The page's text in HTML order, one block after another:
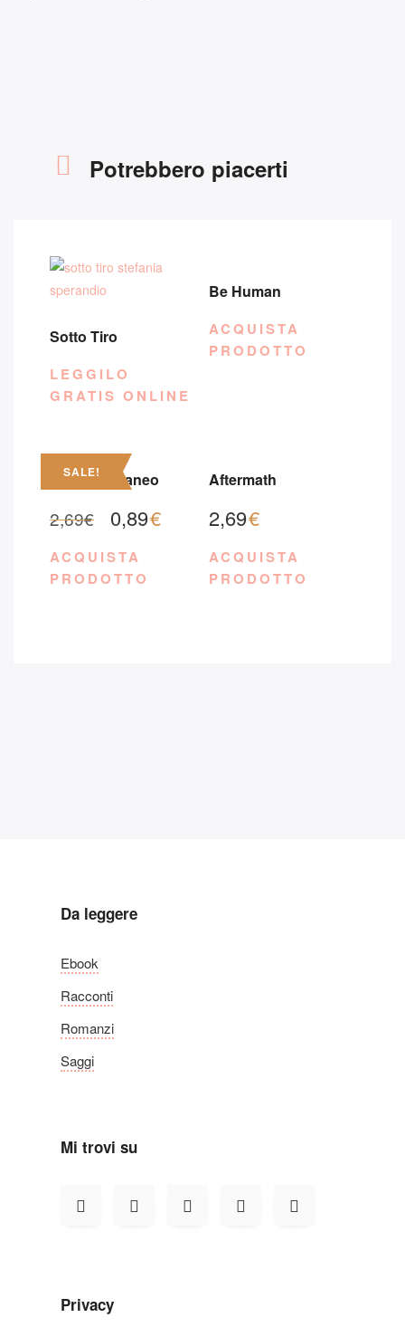
Potrebbero piacerti
Sotto Tiro
LEGGILO
GRATIS ONLINE
Be Human
ACQUISTA
PRODOTTO
SALE!
Corpo Estraneo
2,69€ 0,89€
ACQUISTA
PRODOTTO
Aftermath
2,69€
ACQUISTA
PRODOTTO
Da leggere
Ebook
Racconti
Romanzi
Saggi
Mi trovi su
Privacy